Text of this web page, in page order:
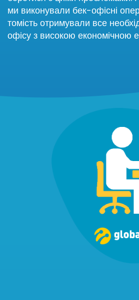
ми виконували бек-офісні
томість отримували все
офісу з високою економічною